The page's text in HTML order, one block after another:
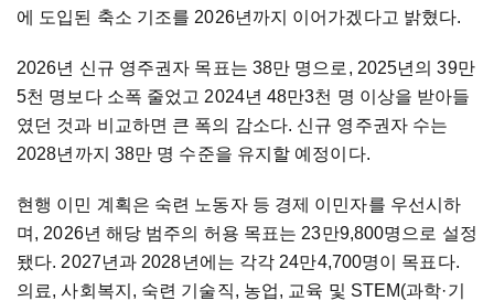
에 도입된 축소 기조를 2026년까지 이어가겠다고 밝혔다.
2026년 신규 영주권자 목표는 38만 명으로, 2025년의 39만
5천 명보다 소폭 줄었고 2024년 48만3천 명 이상을 받아들
였던 것과 비교하면 큰 폭의 감소다. 신규 영주권자 수는
2028년까지 38만 명 수준을 유지할 예정이다.
현행 이민 계획은 숙련 노동자 등 경제 이민자를 우선시하
며, 2026년 해당 범주의 허용 목표는 23만9,800명으로 설정
됐다. 2027년과 2028년에는 각각 24만4,700명이 목표다.
의료, 사회복지, 숙련 기술직, 농업, 교육 및 STEM(과학·기